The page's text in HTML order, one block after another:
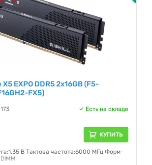
EXPO DDR5 2x16GB (F5-
FX5)
Есть на складе
КУПИТЬ
В Тактова частота:6000 МГц Форм-